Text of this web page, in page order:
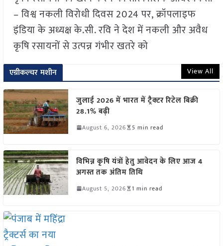
– विश्व नकली विरोधी दिवस 2024 पर, क्रॉपलाइफ
इंडिया के अध्यक्ष के.सी. रवि ने देश में नकली और अवैध
कृषि रसायनों से उत्पन्न गंभीर खतरे को
एग्रीकल्चर मशीन View All
जुलाई 2026 में भारत में ट्रैक्टर रिटेल बिक्री
28.1% बढ़ी
August 6, 2026 5 min read
विभिन्न कृषि यंत्रों हेतु आवेदन के लिए आज 4
अगस्त तक अंतिम तिथि
August 5, 2026 1 min read